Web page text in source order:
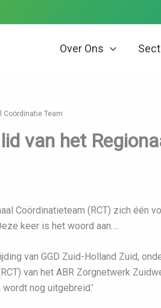
Over Ons
Coördinatie Team
van het
Coördinatieteam (RCT) zich één
keer is het woord aan….
van GGD Zuid-Holland Zuid,
van het ABR Zorgnetwerk
nog uitgebreid.’